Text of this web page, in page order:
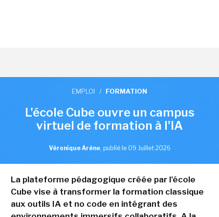
EMPLOI / FORMATION
L'école Cube ouvre un campus
virtuel de formation à l'IA
Véronique Arène, publié le 09 Juillet 2026
La plateforme pédagogique créée par l'école
Cube vise à transformer la formation classique
aux outils IA et no code en intégrant des